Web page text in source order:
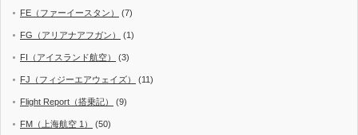
FE（ファーイースタン） (7)
FG（アリアナアフガン） (1)
FI（アイスランド航空） (3)
FJ（フィジーエアウェイズ） (11)
Flight Report（搭乗記） (9)
FM（上海航空 1） (50)